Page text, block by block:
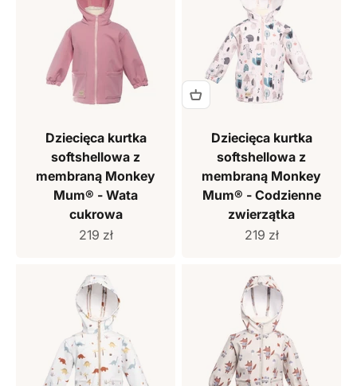
Dziecięca kurtka
softshellowa z
membraną Monkey
Mum® - Wata
cukrowa
Cena sprzedaży
219 zł
Dziecięca kurtka
softshellowa z
membraną Monkey
Mum® - Codzienne
zwierzątka
Cena sprzedaży
219 zł